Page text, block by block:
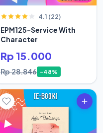
4.1 (22)
EPM125-Service With
Character
Rp 15.000
Rp 28.846 -48%